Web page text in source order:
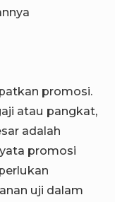
promosi.
atau pangkat,
adalah
promosi
uji dalam